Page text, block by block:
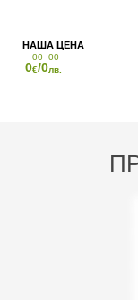
0
00
€/0
00
лв.